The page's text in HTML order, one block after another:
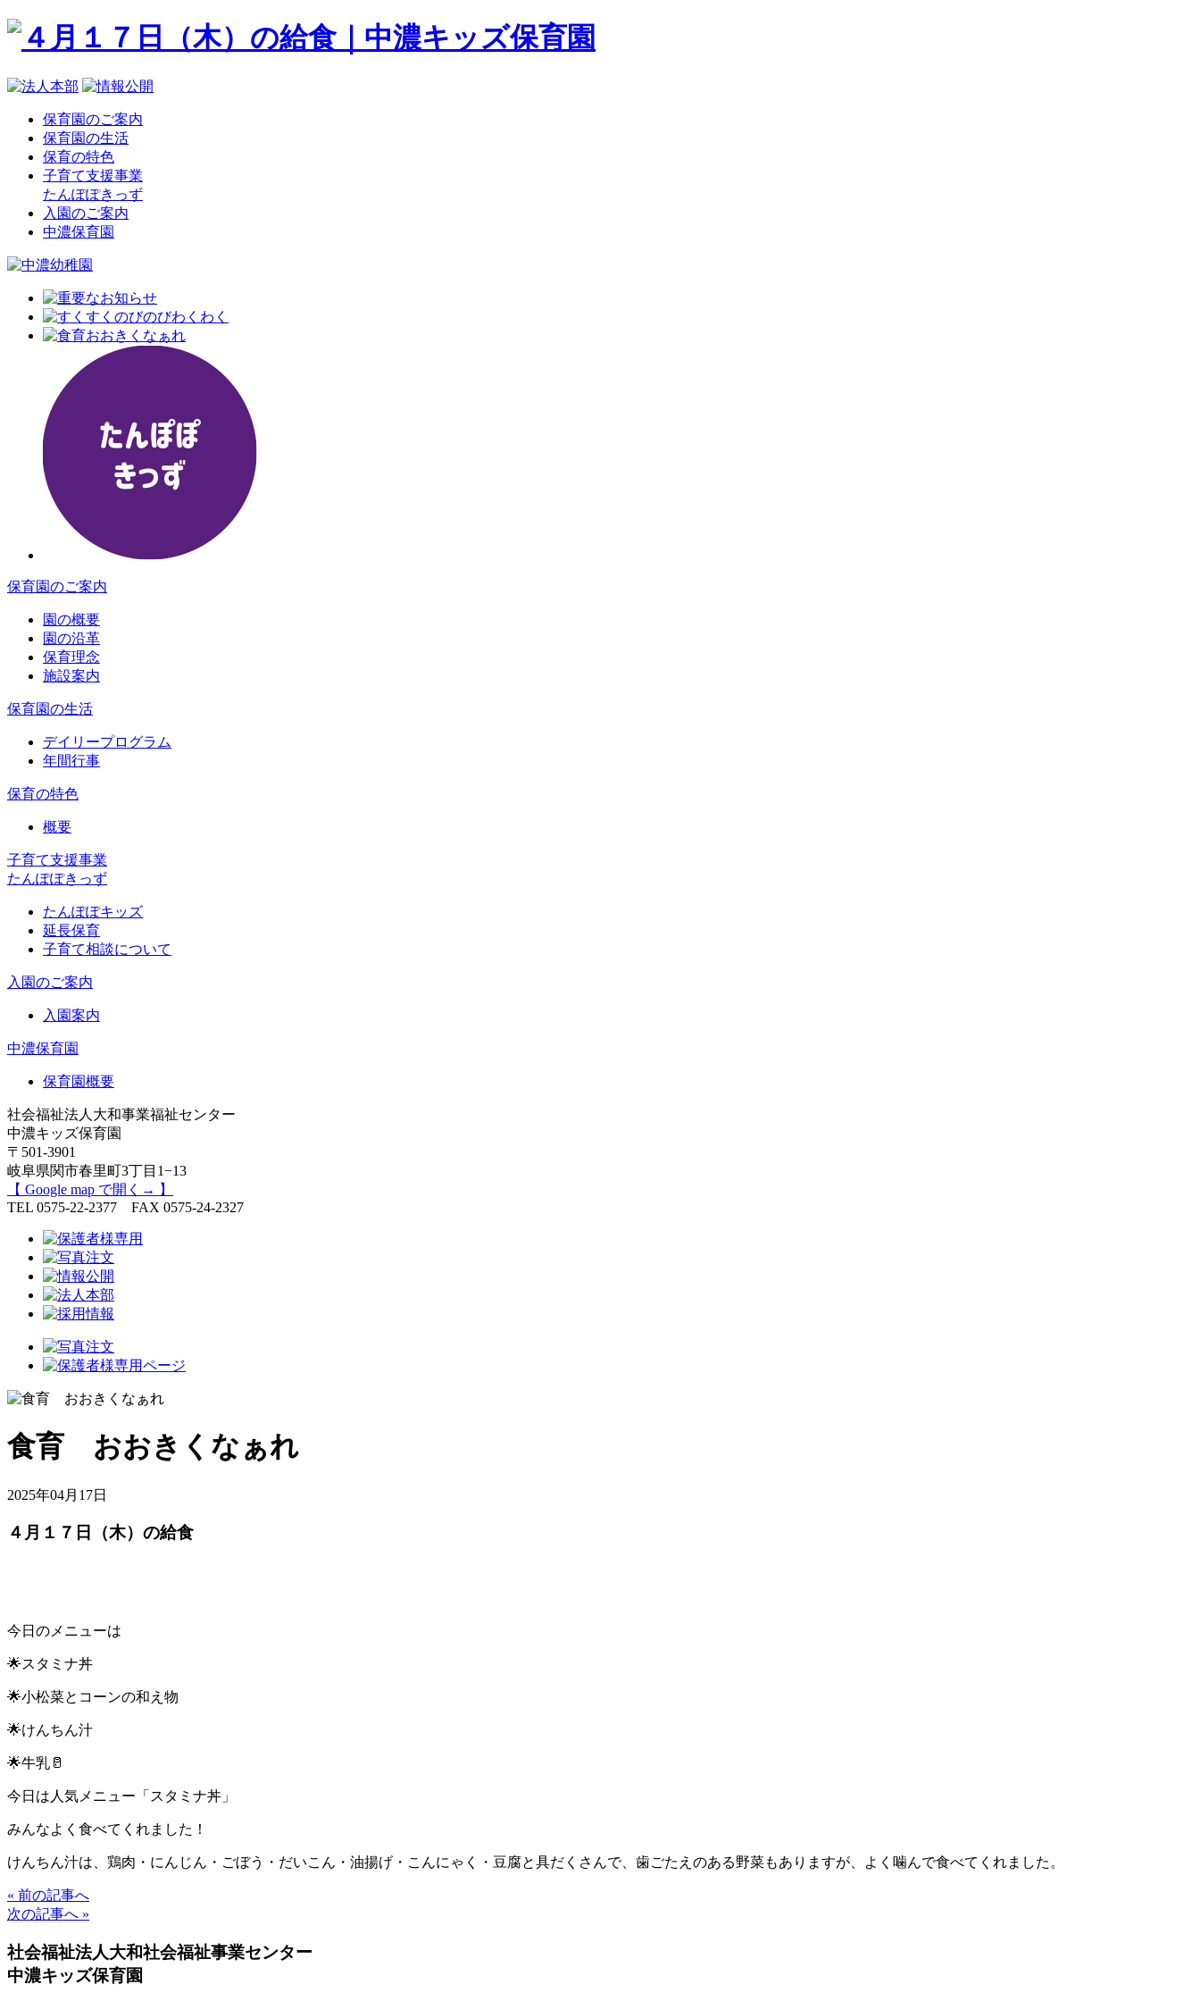
保育園のご案内
保育園の生活
保育の特色
子育て支援事業
たんぽぽきっず
入園のご案内
中濃保育園
保育園のご案内
園の概要
園の沿革
保育理念
施設案内
保育園の生活
デイリープログラム
年間行事
保育の特色
概要
子育て支援事業
たんぽぽきっず
たんぽぽキッズ
延長保育
子育て相談について
入園のご案内
入園案内
中濃保育園
保育園概要
社会福祉法人大和事業福祉センター
中濃キッズ保育園
〒501-3901
岐阜県関市春里町3丁目1−13
【 Google map で開く→ 】
TEL 0575-22-2377 FAX 0575-24-2327
食育 おおきくなぁれ
2025年04月17日
４月１７日（木）の給食
今日のメニューは
🌟スタミナ丼
🌟小松菜とコーンの和え物
🌟けんちん汁
🌟牛乳🥛
今日は人気メニュー「スタミナ丼」
みんなよく食べてくれました！
けんちん汁は、鶏肉・にんじん・ごぼう・だいこん・油揚げ・こんにゃく・豆腐と具だくさんで、歯ごたえのある野菜もありますが、よく噛んで食べてくれました。
« 前の記事へ
次の記事へ »
社会福祉法人大和社会福祉事業センター
中濃キッズ保育園